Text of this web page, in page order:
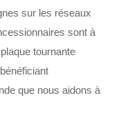
sur les réseaux
sont à
tournante
que nous aidons à